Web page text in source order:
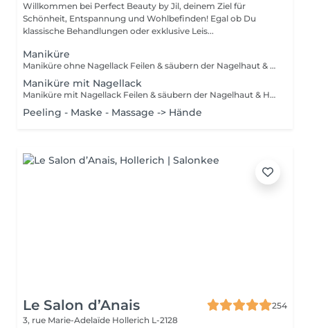
Willkommen bei Perfect Beauty by Jil, deinem Ziel für
Schönheit, Entspannung und Wohlbefinden! Egal ob Du
klassische Behandlungen oder exklusive Leis...
Maniküre
Maniküre ohne Nagellack Feilen & säubern der Nagelhaut & Handmassage
Maniküre mit Nagellack
Maniküre mit Nagellack Feilen & säubern der Nagelhaut & Handmassage Nagellack = ganz normaler Lack, den man selber mit Nagellackentferner abwischen kann. Hält 2-4 Tage auf Fingernägeln, 1 Monat auf Fussnägeln und muss bis zu 30min trocknen. Semi = wird unter einer LEDlampe getrocknet und sollte bei uns wieder entfernt werden (ist im Preis inbegriffen bei uns) . Hält 3 Wochen auf Fingernägeln, 4-5 Wochen auf Fussnägeln und ist direkt trocken. Kann die Nägel jedoch schädigen wenn es oft und ohne Pause gemacht wird.
Peeling - Maske - Massage -> Hände
Le Salon d’Anais
254
3, rue Marie-Adelaïde Hollerich L-2128